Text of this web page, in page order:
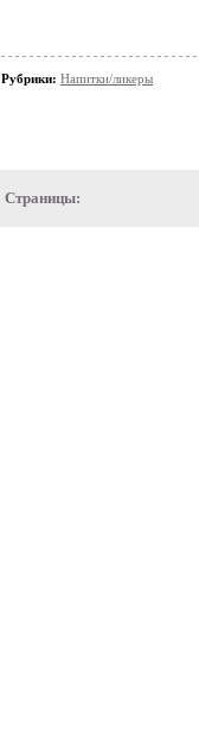
Рубрики: Напитки/ликеры
Страницы: